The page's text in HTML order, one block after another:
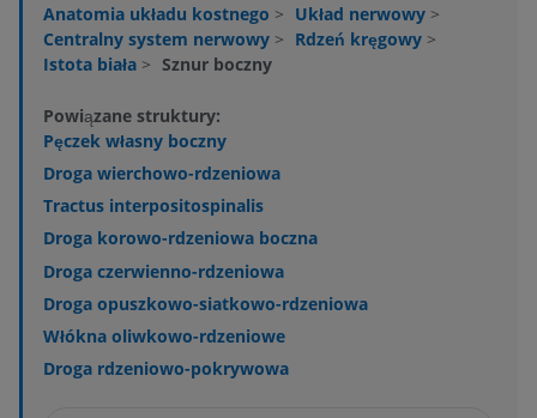
Anatomia układu kostnego > Układ nerwowy >
Centralny system nerwowy > Rdzeń kręgowy >
Istota biała > Sznur boczny
Powiązane struktury:
Pęczek własny boczny
Droga wierchowo-rdzeniowa
Tractus interpositospinalis
Droga korowo-rdzeniowa boczna
Droga czerwienno-rdzeniowa
Droga opuszkowo-siatkowo-rdzeniowa
Włókna oliwkowo-rdzeniowe
Droga rdzeniowo-pokrywowa